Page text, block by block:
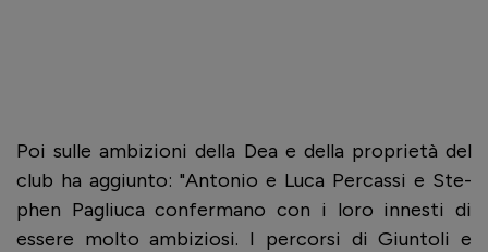
Poi sulle ambizioni della Dea e della proprietà del
club ha aggiunto: "Anto­nio e Luca Per­cassi e Ste­
phen Pagliuca con­fer­mano con i loro inne­sti di
essere molto ambi­ziosi. I per­corsi di Giun­toli e